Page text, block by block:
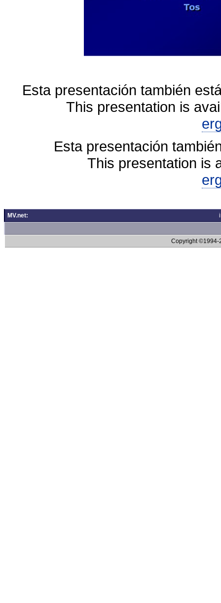
Esta presentación también
This presentation is
Esta presentación
This presentation is
MV.net:
Copyright ©1994-